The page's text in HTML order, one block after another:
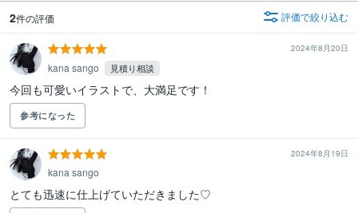
2件の評価 評価で絞り込む
2024年8月20日
kana sango 見積り相談
今回も可愛いイラストで、大満足です！
参考になった
2024年8月19日
kana sango
とても迅速に仕上げていただきました♡